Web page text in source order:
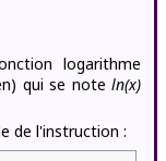
logarithme
qui se note ln(x)
de l'instruction :